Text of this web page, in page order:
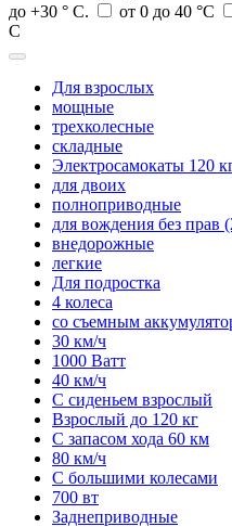
до +30 ° С.
от 0 до 40 °C
С
Для взрослых
мощные
трехколесные
складные
Электросамокаты 120
для двоих
полноприводные
для вождения без прав
внедорожные
легкие
Для подростка
4 колеса
со съемным
30 км/ч
1000 Ватт
40 км/ч
С сиденьем взрослый
Взрослый до 120 кг
С запасом хода 60 км
80 км/ч
С большими колесами
700 вт
Заднеприводные